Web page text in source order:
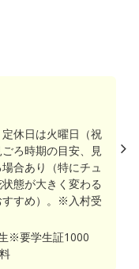
休日は火曜日（祝
ろ時期の目安、見
合あり（特にチュ
態が大きく変わる
すすめ）。※入村受
※要学生証1000